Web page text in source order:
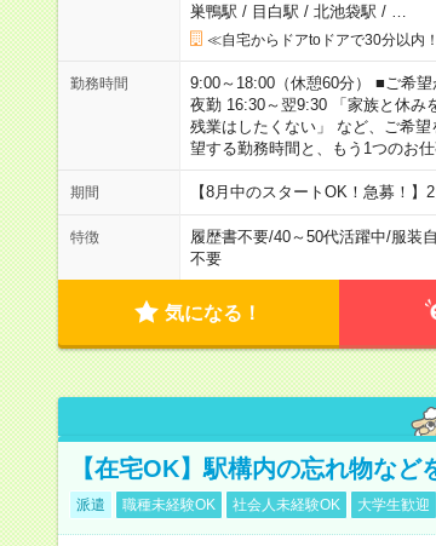
巣鴨駅 / 目白駅 / 北池袋駅 /
≪自宅からドアtoドアで30分以内
勤務時間
9:00～18:00（休憩60分） ■ご希
夜勤 16:30～翌9:30 「家族と休み
残業はしたくない」 など、ご希
望する勤務時間と、もう1つのお
期間 【8月中のスタートOK！急募！
特徴 履歴書不要/40～50代活躍中/服装
不要
気になる！
【在宅OK】駅構内の忘れ物な
派遣 職種未経験OK 社会人未経験OK 大学生歓迎